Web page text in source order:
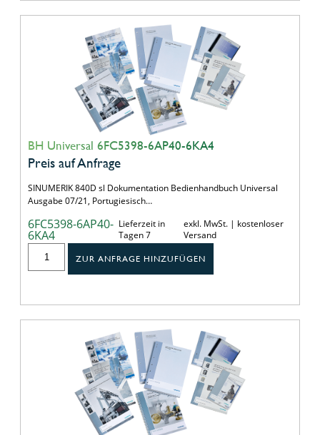
BH Universal 6FC5398-6AP40-6KA4
Preis auf Anfrage
SINUMERIK 840D sl Dokumentation Bedienhandbuch Universal
Ausgabe 07/21, Portugiesisch…
6FC5398-6AP40-
6KA4
Lieferzeit in
Tagen 7
exkl. MwSt. | kostenloser
Versand
ZUR ANFRAGE HINZUFÜGEN